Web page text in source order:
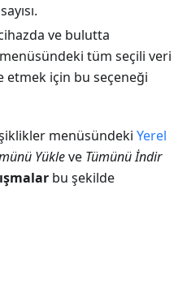
ve bulutta
menüsündeki tüm seçili veri
için bu seçeneği
menüsündeki Yerel
Yükleve Tümünü İndir
bu şekilde